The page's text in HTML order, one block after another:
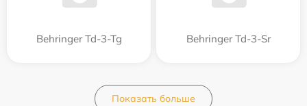
Behringer Td-3-Tg Behringer Td-3-Sr
Показать больше